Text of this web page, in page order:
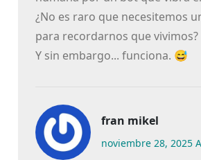
¿No es raro que necesitemos
para recordarnos que vivimos?
Y sin embargo... funciona. 😅
fran mikel
noviembre 28, 2025